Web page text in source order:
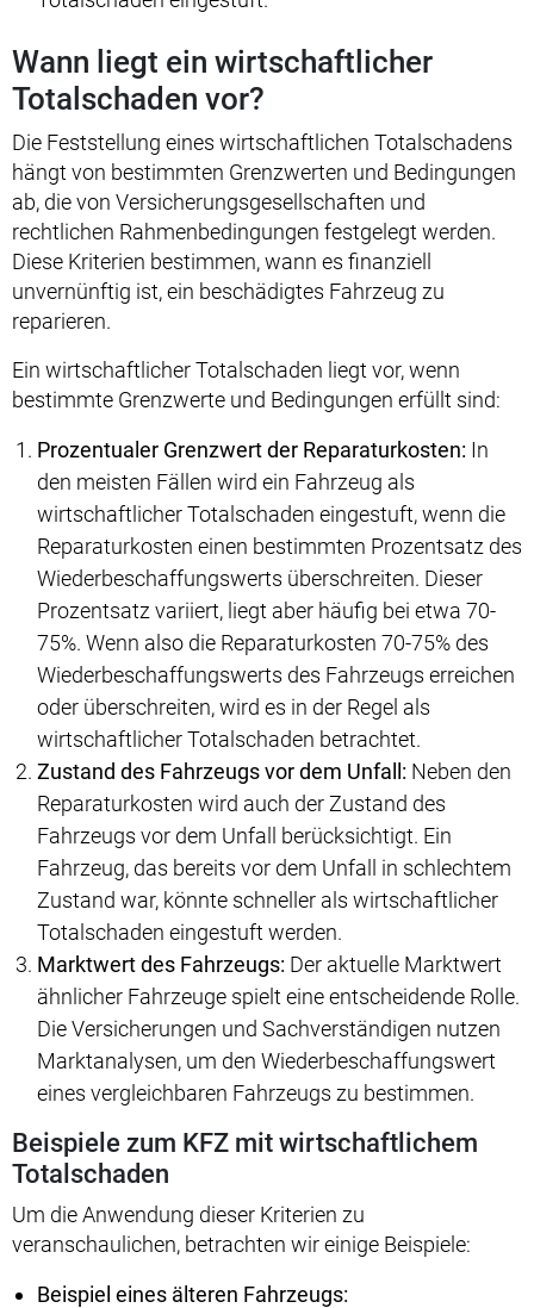
Wann liegt ein wirtschaftlicher
Totalschaden vor?
Die Feststellung eines wirtschaftlichen Totalschadens
hängt von bestimmten Grenzwerten und Bedingungen
ab, die von Versicherungsgesellschaften und
rechtlichen Rahmenbedingungen festgelegt werden.
Diese Kriterien bestimmen, wann es finanziell
unvernünftig ist, ein beschädigtes Fahrzeug zu
reparieren.
Ein wirtschaftlicher Totalschaden liegt vor, wenn
bestimmte Grenzwerte und Bedingungen erfüllt sind:
Prozentualer Grenzwert der Reparaturkosten: In
den meisten Fällen wird ein Fahrzeug als
wirtschaftlicher Totalschaden eingestuft, wenn die
Reparaturkosten einen bestimmten Prozentsatz des
Wiederbeschaffungswerts überschreiten. Dieser
Prozentsatz variiert, liegt aber häufig bei etwa 70-
75%. Wenn also die Reparaturkosten 70-75% des
Wiederbeschaffungswerts des Fahrzeugs erreichen
oder überschreiten, wird es in der Regel als
wirtschaftlicher Totalschaden betrachtet.
Zustand des Fahrzeugs vor dem Unfall: Neben den
Reparaturkosten wird auch der Zustand des
Fahrzeugs vor dem Unfall berücksichtigt. Ein
Fahrzeug, das bereits vor dem Unfall in schlechtem
Zustand war, könnte schneller als wirtschaftlicher
Totalschaden eingestuft werden.
Marktwert des Fahrzeugs: Der aktuelle Marktwert
ähnlicher Fahrzeuge spielt eine entscheidende Rolle.
Die Versicherungen und Sachverständigen nutzen
Marktanalysen, um den Wiederbeschaffungswert
eines vergleichbaren Fahrzeugs zu bestimmen.
Beispiele zum KFZ mit wirtschaftlichem
Totalschaden
Um die Anwendung dieser Kriterien zu
veranschaulichen, betrachten wir einige Beispiele:
Beispiel eines älteren Fahrzeugs: